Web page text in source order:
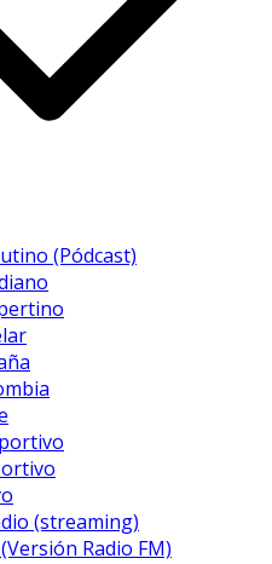
(Pódcast)
(streaming)
Radio FM)